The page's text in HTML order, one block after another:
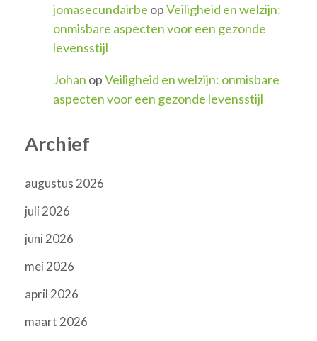
jomasecundairbe opVeiligheid en welzijn:
onmisbare aspecten voor een gezonde
levensstijl
Johan opVeiligheid en welzijn: onmisbare
aspecten voor een gezonde levensstijl
Archief
augustus 2026
juli 2026
juni 2026
mei 2026
april 2026
maart 2026